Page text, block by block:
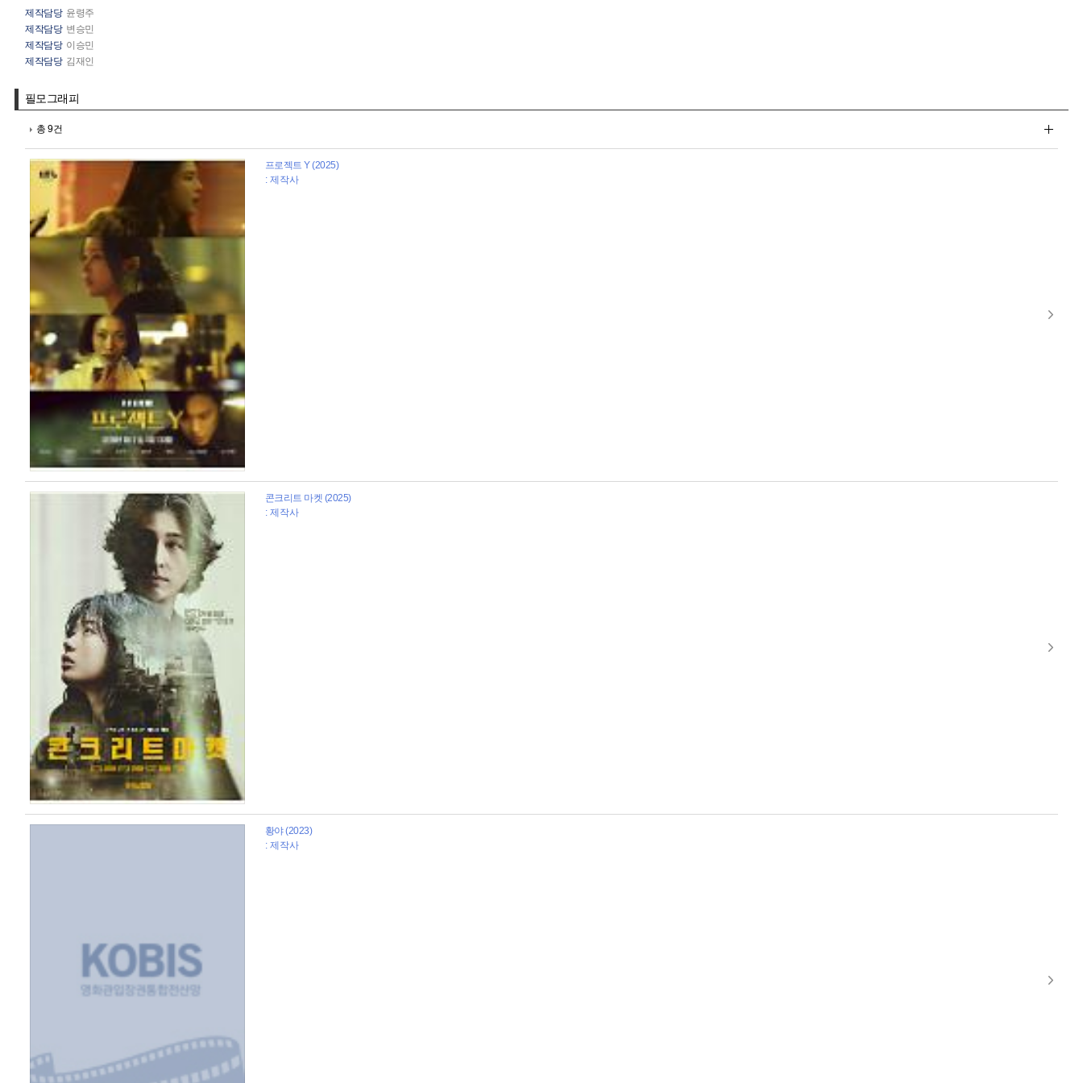
제작담당 윤령주
제작담당 변승민
제작담당 이승민
제작담당 김재인
필모그래피
총 9건
프로젝트 Y (2025)
: 제작사
콘크리트 마켓 (2025)
: 제작사
황야 (2023)
: 제작사